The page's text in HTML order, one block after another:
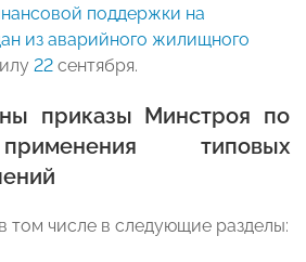
поддержки на
из аварийного жилищного
22 сентября.
приказы Минстроя по
типовых
том числе в следующие разделы: